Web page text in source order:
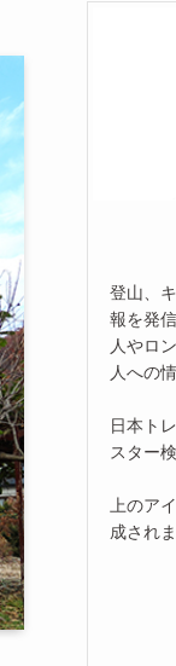
登山、
報を発
人やロ
人への
日本ト
スター
上のア
成され